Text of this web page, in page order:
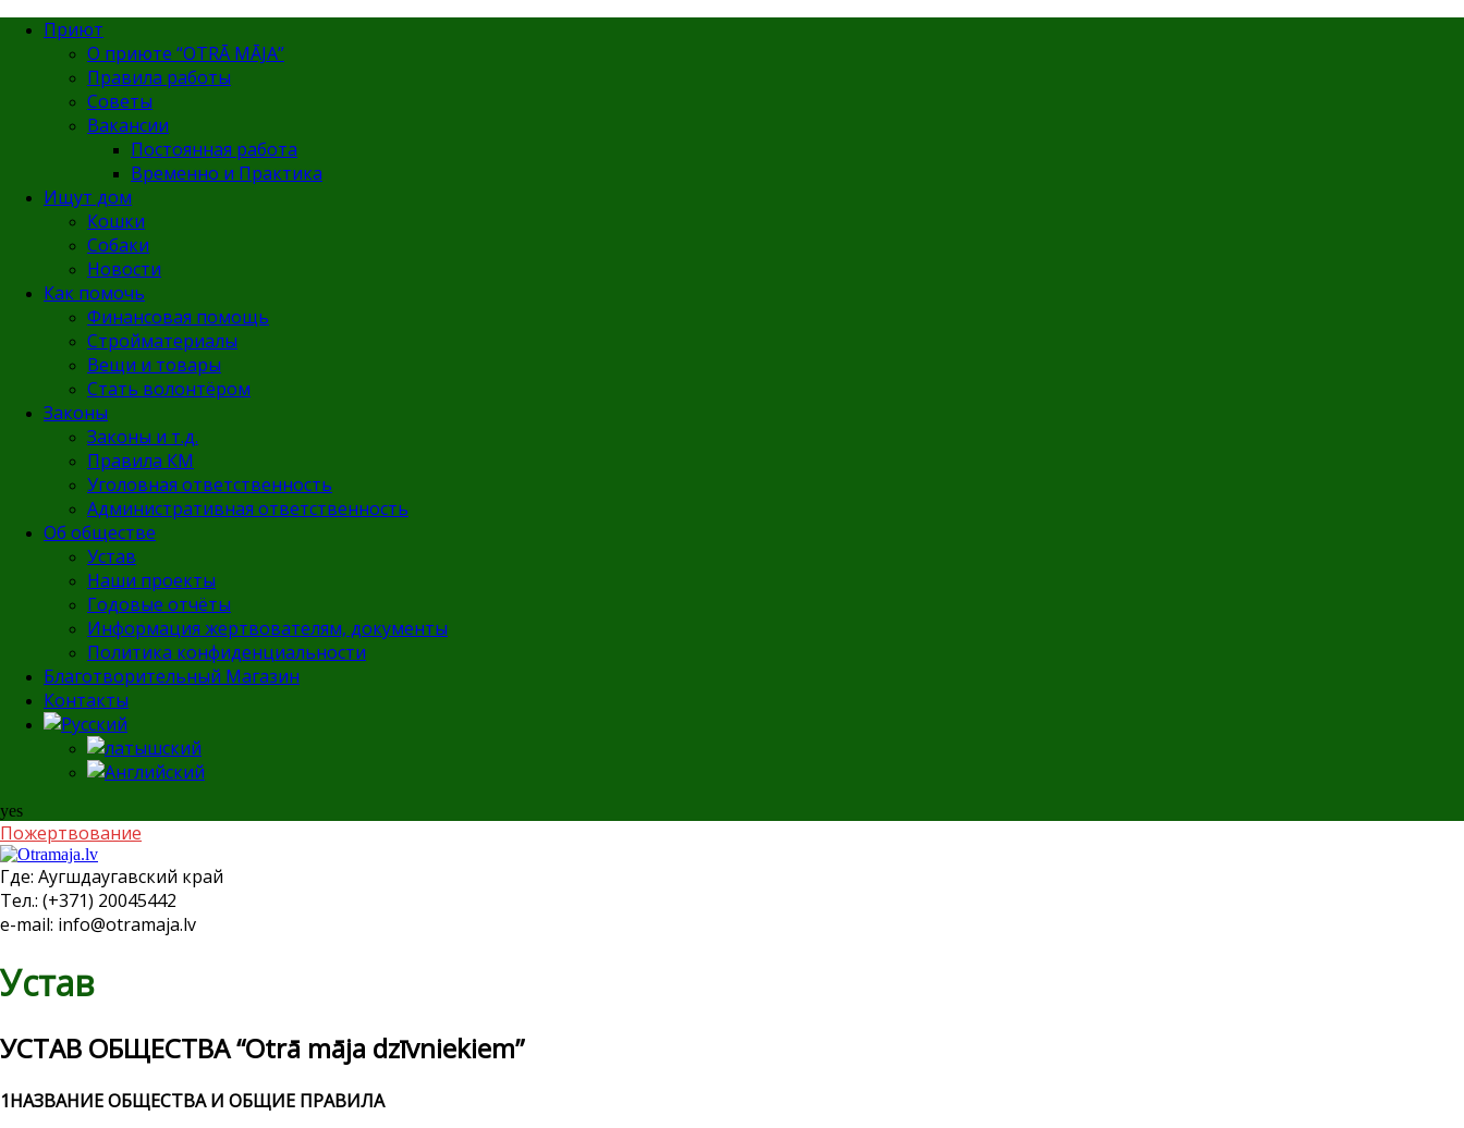
Приют
О приюте “OTRĀ MĀJA”
Правила работы
Советы
Вакансии
Постоянная работа
Временно и Практика
Ищут дом
Кошки
Собаки
Новости
Как помочь
Финансовая помощь
Стройматериалы
Вещи и товары
Стать волонтёром
Законы
Законы и т.д.
Правила КМ
Уголовная ответственность
Административная ответственность
Об обществе
Устав
Наши проекты
Годовые отчёты
Информация жертвователям, документы
Политика конфиденциальности
Благотворительный Магазин
Контакты
yes
Пожертвование
Где: Аугшдаугавский край
Тел.: (+371) 20045442
e-mail: info@otramaja.lv
Устав
УСТАВ ОБЩЕСТВА“Otrā māja dzīvniekiem”
1НАЗВАНИЕ ОБЩЕСТВА И ОБЩИЕ ПРАВИЛА